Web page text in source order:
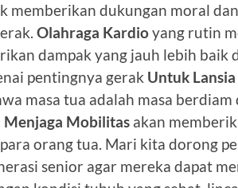
memberikan dukungan moral
Olahraga Kardioyang rutin
dampak yang jauh lebih baik
pentingnya gerak Untuk Lansia
masa tua adalah masa berdiam
Menjaga Mobilitas akan
orang tua. Mari kita dorong
senior agar mereka dapat